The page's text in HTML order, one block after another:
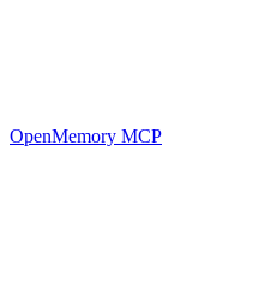
OpenMemory MCP